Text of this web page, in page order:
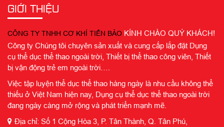
GIỚI THIỆU
CÔNG TY TNHH CƠ KHÍ TIẾN BẢO KÍNH CHÀO QUÝ KHÁCH!
Công ty Chúng tôi chuyên sản xuất và cung cấp lắp đặt Dụng
cụ thể dục thể thao ngoài trời, Thiết bị thể thao công viên, Thiết
bị vận động trẻ em ngoài trời….
Việc tập luyện thể dục thể thao hàng ngày là nhu cầu không thể
thiếu ở Việt Nam hiện nay, Dụng cụ thể dục thể thao ngoài trời
đang ngày càng mở rộng và phát triển mạnh mẽ.
Địa chỉ: Số 1 Cộng Hòa 3, P. Tân Thành, Q. Tân Phú,